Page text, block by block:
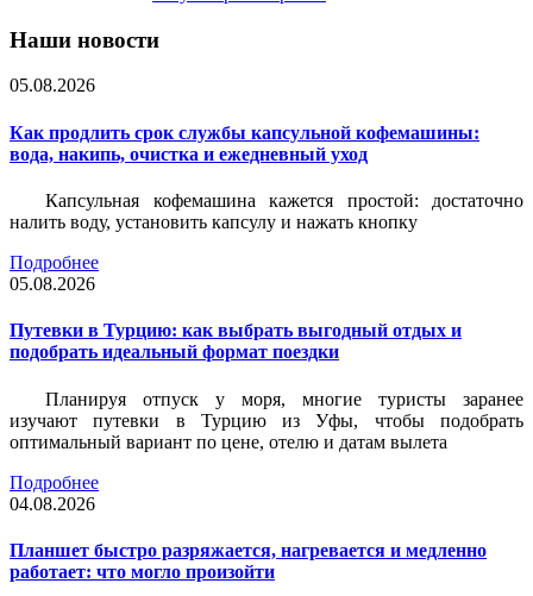
Наши новости
05.08.2026
Как продлить срок службы капсульной кофемашины:
вода, накипь, очистка и ежедневный уход
Капсульная кофемашина кажется простой: достаточно
налить воду, установить капсулу и нажать кнопку
Подробнее
05.08.2026
Путевки в Турцию: как выбрать выгодный отдых и
подобрать идеальный формат поездки
Планируя отпуск у моря, многие туристы заранее
изучают путевки в Турцию из Уфы, чтобы подобрать
оптимальный вариант по цене, отелю и датам вылета
Подробнее
04.08.2026
Планшет быстро разряжается, нагревается и медленно
работает: что могло произойти